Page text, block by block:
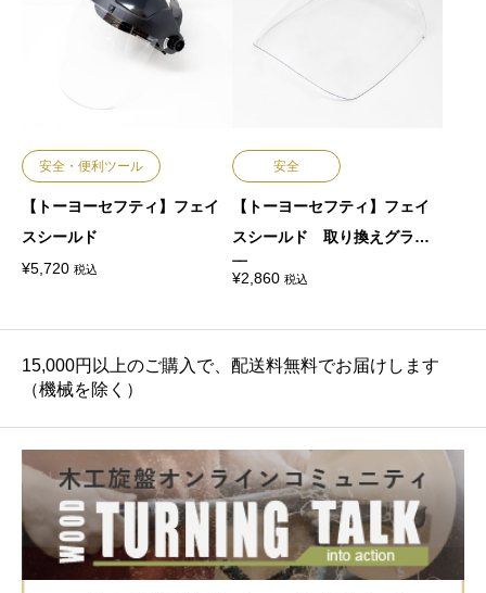
安全・便利ツール
【トーヨーセフティ】フェイ
スシールド
¥5,720 税込
安全
【トーヨーセフティ】フェイ
スシールド 取り換えグラス
面
¥2,860 税込
15,000円以上のご購入で、配送料無料でお届けします
（機械を除く）